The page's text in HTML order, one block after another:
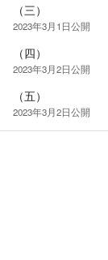
（三）
2023年3月1日公開
（四）
2023年3月2日公開
（五）
2023年3月2日公開